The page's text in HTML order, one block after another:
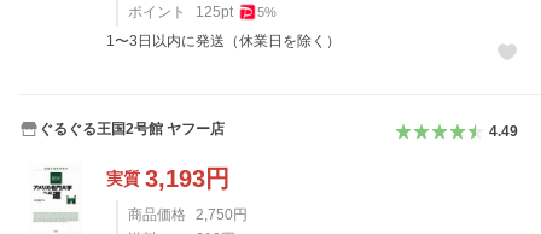
ポイント
125pt 5%
1〜3日以内に発送（休業日を除く）
ぐるぐる王国2号館 ヤフー店 4.49
実質 3,193円
商品価格 2,750 円